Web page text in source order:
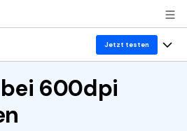
Jetzt testen
bei 600dpi